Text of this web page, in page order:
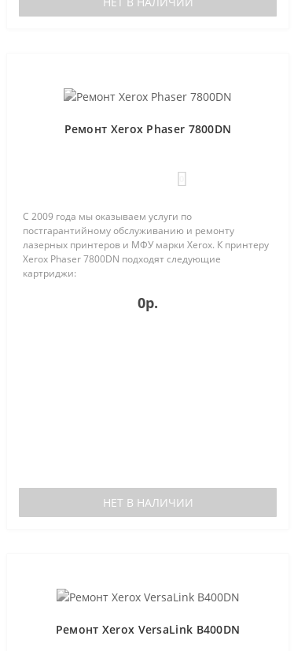
Ремонт Xerox Phaser 7800DN
С 2009 года мы оказываем услуги по
постгарантийному обслуживанию и ремонту
лазерных принтеров и МФУ марки Xerox. К принтеру
Xerox Phaser 7800DN подходят следующие
картриджи:
0р.
НЕТ В НАЛИЧИИ
Ремонт Xerox VersaLink B400DN